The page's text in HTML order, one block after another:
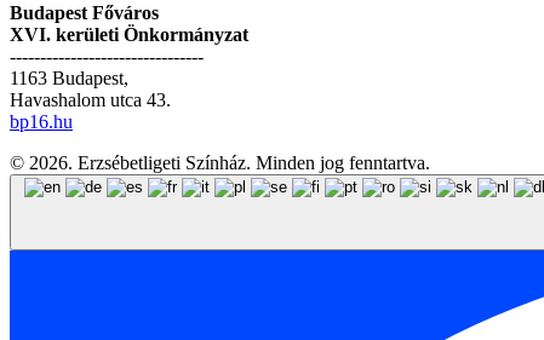
Budapest Főváros
XVI. kerületi Önkormányzat
--------------------------------
1163 Budapest,
Havashalom utca 43.
bp16.hu
© 2026. Erzsébetligeti Színház. Minden jog fenntartva.